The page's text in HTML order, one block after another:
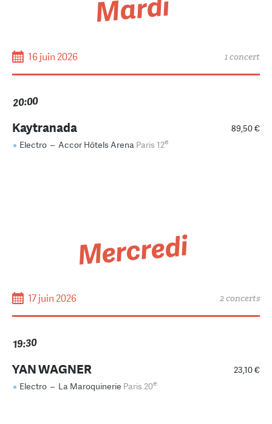
Mardi
16 juin 2026 1 concert
20:00
89,50 €
Kaytranada
Electro – Accor Hôtels Arena Paris 12e
Mercredi
17 juin 2026 2 concerts
19:30
23,10 €
YAN WAGNER
Electro – La Maroquinerie Paris 20e